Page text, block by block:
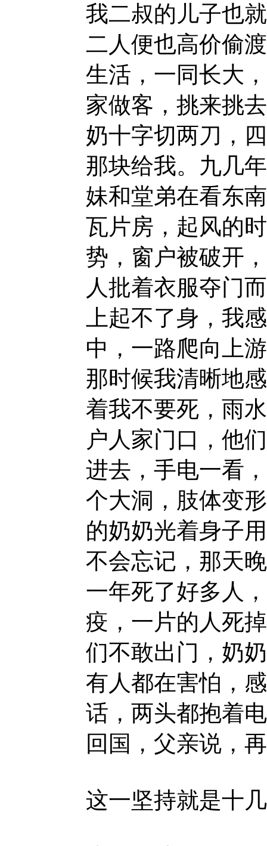
我二叔的儿子也
二人便也高价偷
生活，一同长大
家做客，挑来挑
奶十字切两刀，
那块给我。九几
妹和堂弟在看东
瓦片房，起风的
势，窗户被破开
人批着衣服夺门
上起不了身，我
中，一路爬向上
那时候我清晰地
着我不要死，雨
户人家门口，他
进去，手电一看
个大洞，肢体变
的奶奶光着身子
不会忘记，那天
一年死了好多人
疫，一片的人死
们不敢出门，奶
有人都在害怕，
话，两头都抱着
回国，父亲说，
这一坚持就是十